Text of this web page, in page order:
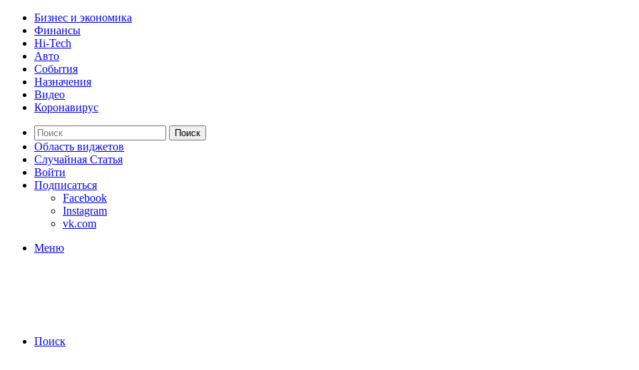
Бизнес и экономика
Финансы
Hi-Tech
Авто
События
Назначения
Видео
Коронавирус
Поиск
Область виджетов
Случайная Статья
Войти
Подписаться
Facebook
Instagram
vk.com
Меню
Поиск